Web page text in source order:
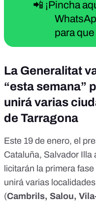
📲 ¡Pincha
para
La Generalitat
“esta semana”
unirá varias
de Tarragona
Este 19 de enero, el
Cataluña, Salvador Illa
licitarán la primera
unirá varias
(Cambrils, Salou,